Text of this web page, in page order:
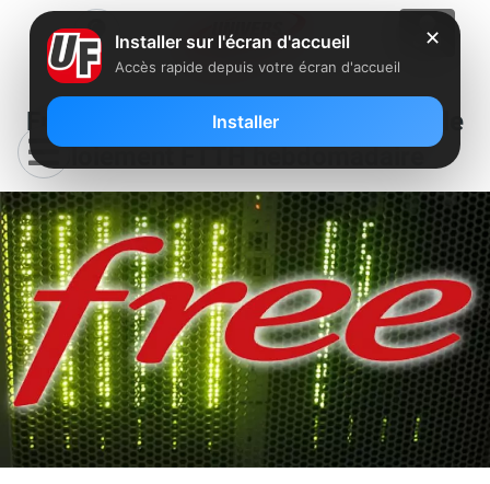
Free garde un bon rythme sur le
déploiement FTTH hebdomadaire
✕
Installer sur l'écran d'accueil
Accès rapide depuis votre écran d'accueil
Installer